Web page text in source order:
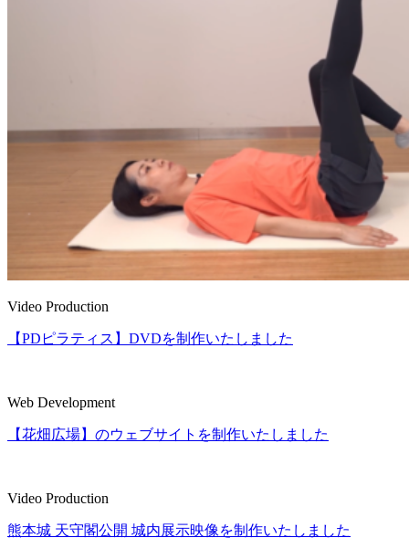
Video Production
【PDピラティス】DVDを制作いたしました
Web Development
【花畑広場】のウェブサイトを制作いたしました
Video Production
熊本城 天守閣公開 城内展示映像を制作いたしました